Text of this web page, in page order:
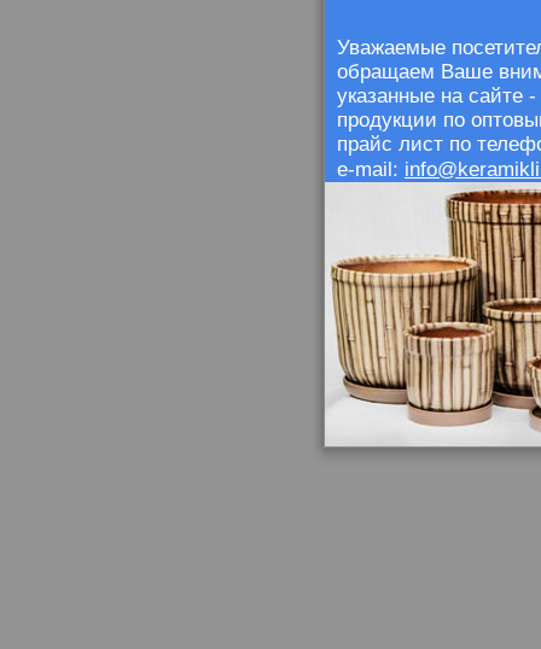
Уважаемые
обращаем Ваше
указанные на сайте
продукции по
прайс лист по
e-mail: